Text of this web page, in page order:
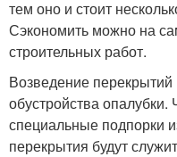
тем оно и стоит
Сэкономить можно на
строительных работ.
Возведение перекрытий
обустройства
специальные подпорки
перекрытия будут